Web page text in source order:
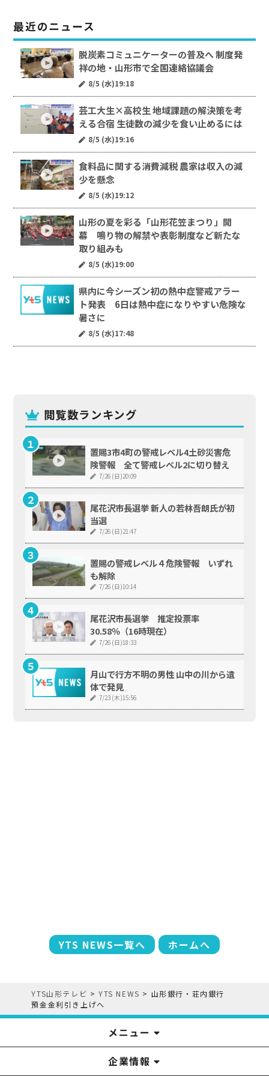
閲覧数ランキング
置賜3市4町の警戒レベル4土砂災害危
険警報 全て警戒レベル2に切り替え
7/26 (日)20:09
尾花沢市長選挙 新人の若林吾朗氏が初
当選
7/26 (日)21:47
置賜の警戒レベル４危険警報 いずれ
も解除
7/26 (日)10:14
尾花沢市長選挙 推定投票率
30.58％（16時現在）
7/26 (日)18:33
月山で行方不明の男性 山中の川から遺
体で発見
7/23 (木)15:56
最近のニュース
脱炭素コミュニケーターの普及へ 制度発
祥の地・山形市で全国連絡協議会
8/5 (水)19:18
芸工大生×高校生 地域課題の解決策を考
える合宿 生徒数の減少を食い止めるには
8/5 (水)19:16
食料品に関する消費減税 農家は収入の減
少を懸念
8/5 (水)19:12
山形の夏を彩る「山形花笠まつり」開
幕 鳴り物の解禁や表彰制度など新たな
取り組みも
8/5 (水)19:00
県内に今シーズン初の熱中症警戒アラー
ト発表 6日は熱中症になりやすい危険な
暑さに
8/5 (水)17:48
YTS NEWS一覧へ ホームへ
YTS山形テレビ >YTS NEWS > 山形銀行・荘内銀行
預金金利引き上げへ
メニュー
YTSニュース
番組
アナウンサー
プレゼント
イベント
みるるん星人
YTS見学ツアー
番組表
お問い合わせ
企業情報